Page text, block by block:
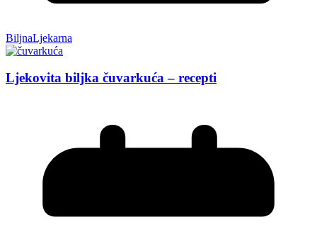
BiljnaLjekarna
Ljekovita biljka čuvarkuća – recepti